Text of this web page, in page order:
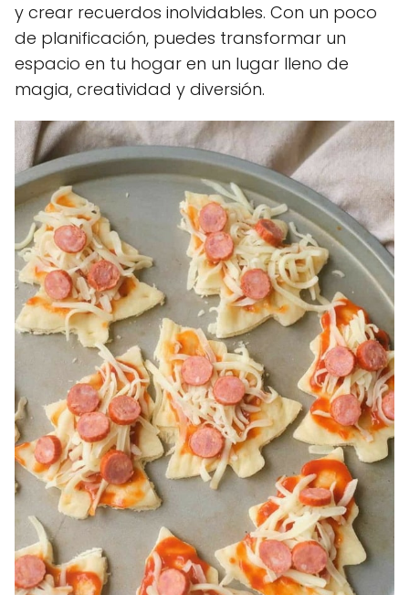
y crear recuerdos inolvidables. Con un poco
de planificación, puedes transformar un
espacio en tu hogar en un lugar lleno de
magia, creatividad y diversión.